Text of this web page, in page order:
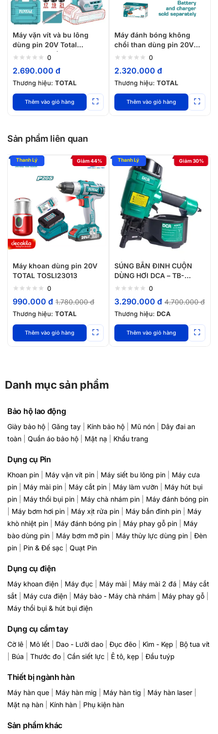
Máy vặn vít và bu lông
dùng pin 20V Total
TIWLI20236 (2 Pin 2.0Ah, 1
0
2.690.000 đ
Thương hiệu: TOTAL
Thêm vào giỏ hàng
Máy đánh bóng không
chổi than dùng pin 20V
TOTAL TAPLI2015
0
2.320.000 đ
Thương hiệu: TOTAL
Thêm vào giỏ hàng
Sản phẩm liên quan
Giảm 44%
Máy khoan dùng pin 20V
TOTAL TOSLI23013
0
990.000 đ 1.780.000đ
Thương hiệu: TOTAL
Thêm vào giỏ hàng
Giảm 30%
SÚNG BẮN ĐINH CUỘN
DÙNG HƠI DCA – TB-
ACN70
0
3.290.000 đ 4.700.000đ
Thương hiệu: DCA
Thêm vào giỏ hàng
Danh mục sản phẩm
Bảo hộ lao động
Giày bảo hộ Găng tay Kính bảo hộ Mũ nón
Dây đai an
toàn
Quần áo bảo hộ Mặt nạ Khẩu trang
Dụng cụ Pin
Khoan pin Máy vặn vít pin Máy siết bu lông pin
Máy cưa
pin
Máy mài pin Máy cắt pin Máy làm vườn
Máy hút bụi
pin
Máy thổi bụi pin Máy chà nhám pin
Máy đánh bóng pin
Máy bơm hơi pin Máy xịt rửa pin Máy bắn đinh pin
Máy
khò nhiệt pin
Máy đánh bóng pin Máy phay gỗ pin
Máy
bào dùng pin
Máy bơm mỡ pin Máy thủy lực dùng pin
Đèn
pin
Pin & Đế sạc Quạt Pin
Dụng cụ điện
Máy khoan điện Máy đục Máy mài Máy mài 2 đá
Máy cắt
sắt
Máy cưa điện Máy bào - Máy chà nhám Máy phay gỗ
Máy thổi bụi & hút bụi điện
Dụng cụ cầm tay
Cờ lê Mỏ lết Dao - Lưỡi dao Đục đẽo Kìm - Kẹp
Bộ tua vít
Búa Thước đo Cần siết lực Ê tô, kẹp Đầu tuýp
Thiết bị ngành hàn
Máy hàn que Máy hàn mig Máy hàn tig Máy hàn laser
Mặt nạ hàn
Kính hàn Phụ kiện hàn
Sản phẩm khác